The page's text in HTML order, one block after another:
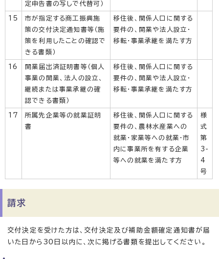
定申告書の写しで代替可）
15
市が指定する商工振興施
策の交付決定通知書等（施
策を利用したことの確認で
きる書類）
移住後、関係人口に関する
要件の、開業や法人設立・
移転・事業承継を満たす方
16
開業届出済証明書等（個人
事業の開業、法人の設立、
継続または事業承継の確
認できる書類）
移住後、関係人口に関する
要件の、開業や法人設立・
移転・事業承継を満たす方
17
所属先企業等の就業証明
書
移住後、関係人口に関する
要件の、農林水産業への
就業・家業等への就業・市
内に事業所を有する企業
等への就業を満たす方
様
式
第
3-
4
号
請求
交付決定を受けた方は、交付決定及び補助金額確定通知書が届
いた日から30日以内に、次に掲げる書類を提出してください。